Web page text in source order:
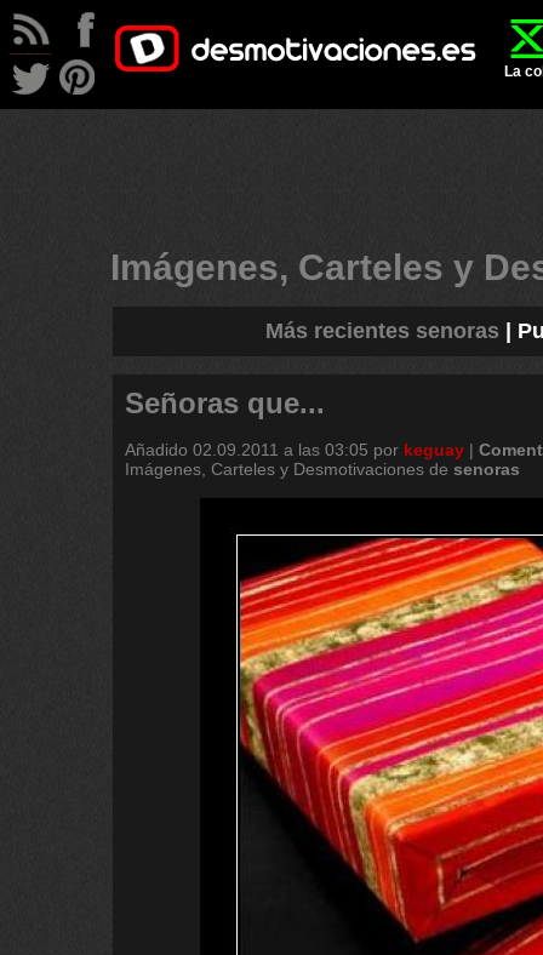
La
Imágenes, Carteles y
Más recientes senoras
Señoras que...
Añadido 02.09.2011 a las 03:05 por keguay |
Imágenes, Carteles y Desmotivaciones de senoras